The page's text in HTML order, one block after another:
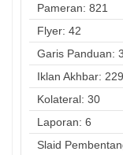
Pameran: 821
Flyer: 42
Garis Panduan:
Iklan Akhbar: 229
Kolateral: 30
Laporan: 6
Slaid